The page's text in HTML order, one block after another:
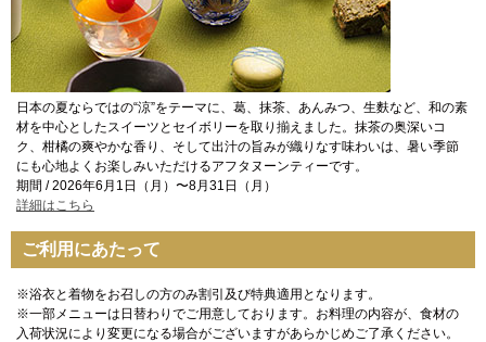
日本の夏ならではの“涼”をテーマに、葛、抹茶、あんみつ、生麩など、和の素
材を中心としたスイーツとセイボリーを取り揃えました。抹茶の奥深いコ
ク、柑橘の爽やかな香り、そして出汁の旨みが織りなす味わいは、暑い季節
にも心地よくお楽しみいただけるアフタヌーンティーです。
期間 / 2026年6月1日（月）〜8月31日（月）
詳細はこちら
ご利用にあたって
※浴衣と着物をお召しの方のみ割引及び特典適用となります。
※一部メニューは日替わりでご用意しております。お料理の内容が、食材の
入荷状況により変更になる場合がございますがあらかじめご了承ください。